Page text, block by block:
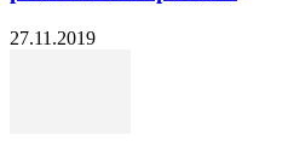
27.11.2019